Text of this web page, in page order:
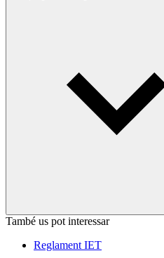
També us pot interessar
Reglament IET